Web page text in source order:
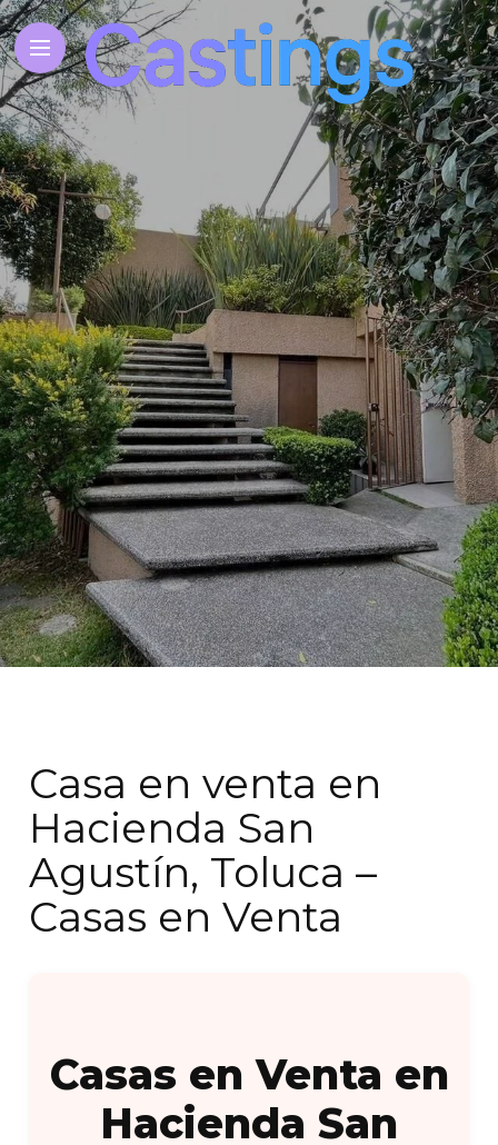
Casa en venta en
Hacienda San
Agustín, Toluca –
Casas en Venta
Casas en Venta en
Hacienda San